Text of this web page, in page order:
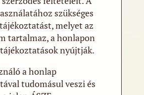
szükséges
melyet az
tartalmaz, a honlapon
nyújtják.
a honlap
tudomásul veszi és